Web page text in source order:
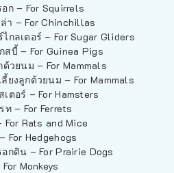
ก – For Squirrels
า – For Chinchillas
กลเดอร์ – For Sugar Gliders
บี้ – For Guinea Pigs
วยนม – For Mammals
ยงลูกด้วยนม – For Mammals
ตอร์ – For Hamsters
ท – For Ferrets
Rats and Mice
For Hedgehogs
กดิน – For Prairie Dogs
Monkeys